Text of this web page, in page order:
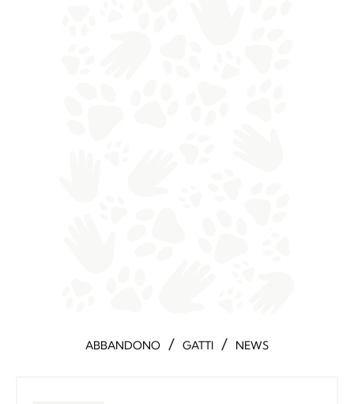
ABBANDONO / GATTI / NEWS